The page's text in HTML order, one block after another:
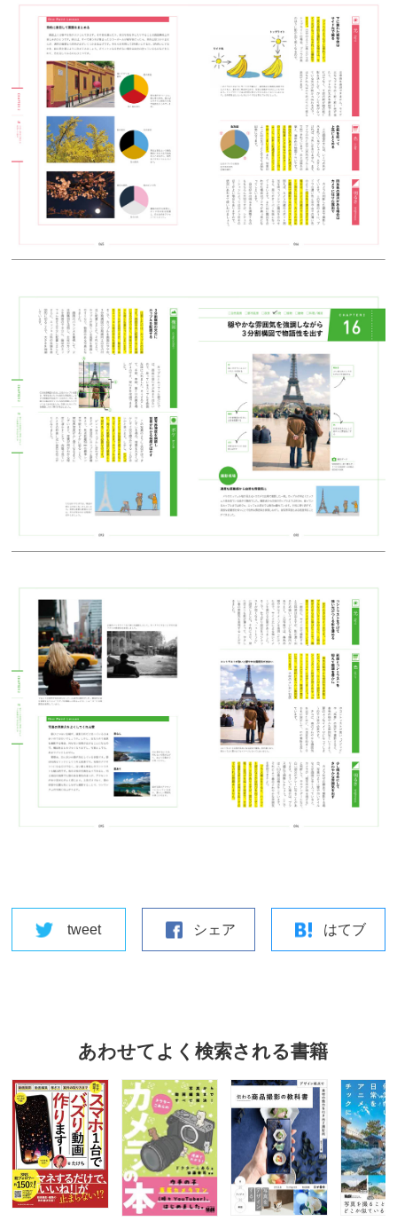
tweet シェア はてブ
あわせてよく検索される書籍